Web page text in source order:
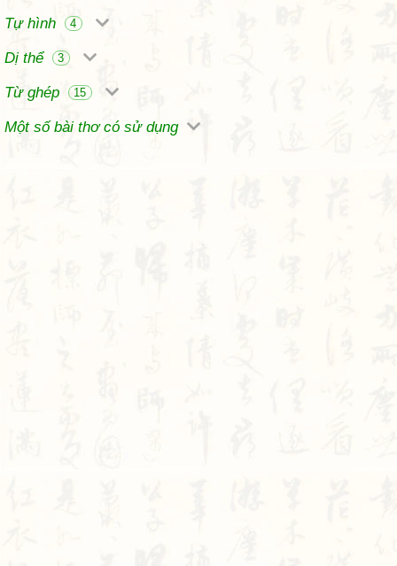
Tự hình
4
Dị thể 3
Từ ghép 15
Một số bài thơ có sử dụng